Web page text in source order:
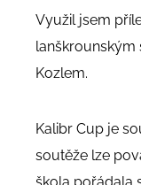
Využil jsem
lanškrounským
Kozlem.
Kalibr Cup je
soutěže lze